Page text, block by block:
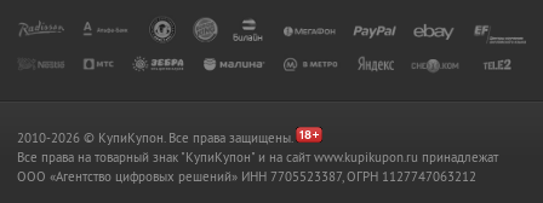
2010-2026 © КупиКупон. Все права защищены.
Все права на товарный знак "КупиКупон" и на сайт www.kupikupon.ru принадлежат
OOO «Агентство цифровых решений» ИНН 7705523387, ОГРН 1127747063212